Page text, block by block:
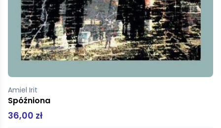
Amiel Irit
Spóźniona
36,00 zł